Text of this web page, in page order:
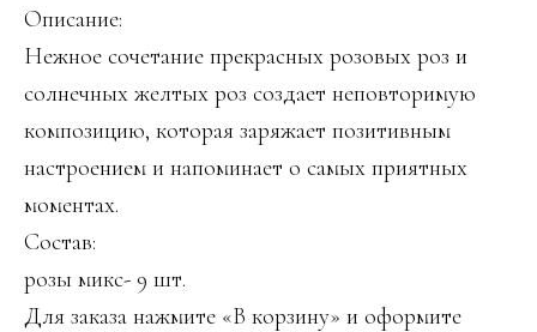
Описание:
Нежное сочетание прекрасных розовых роз и
солнечных желтых роз создает неповторимую
композицию, которая заряжает позитивным
настроением и напоминает о самых приятных
моментах.
Состав:
розы микс- 9 шт.
Для заказа нажмите «В корзину» и оформите